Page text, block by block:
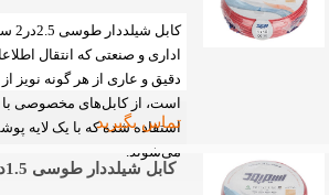
اداری و صنعتی که انتقال
دقیق و عاری از هر گونه نویز
است، از کابل‌های مخصوصی با
استفاده‌ شده که با یک‌ لایه
می‌شوند.
تماس بگیرید
کابل شیلددار طوسی 1.5در4 سیمپود